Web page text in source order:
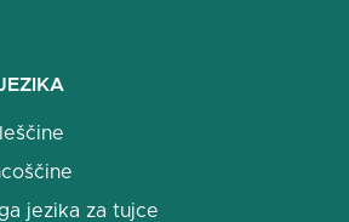
jezika za tujce